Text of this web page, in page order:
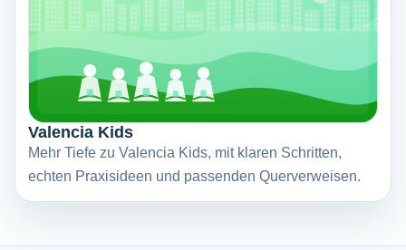
Valencia Kids
Mehr Tiefe zu Valencia Kids, mit klaren Schritten,
echten Praxisideen und passenden Querverweisen.